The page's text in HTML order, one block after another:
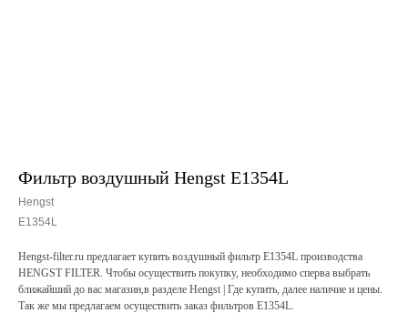
Фильтр воздушный Hengst E1354L
Hengst
E1354L
Hengst-filter.ru предлагает купить воздушный фильтр E1354L производства
HENGST FILTER. Чтобы осуществить покупку, необходимо сперва выбрать
ближайший до вас магазин,в разделе Hengst | Где купить, далее наличие и цены.
Так же мы предлагаем осуществить заказ фильтров E1354L.